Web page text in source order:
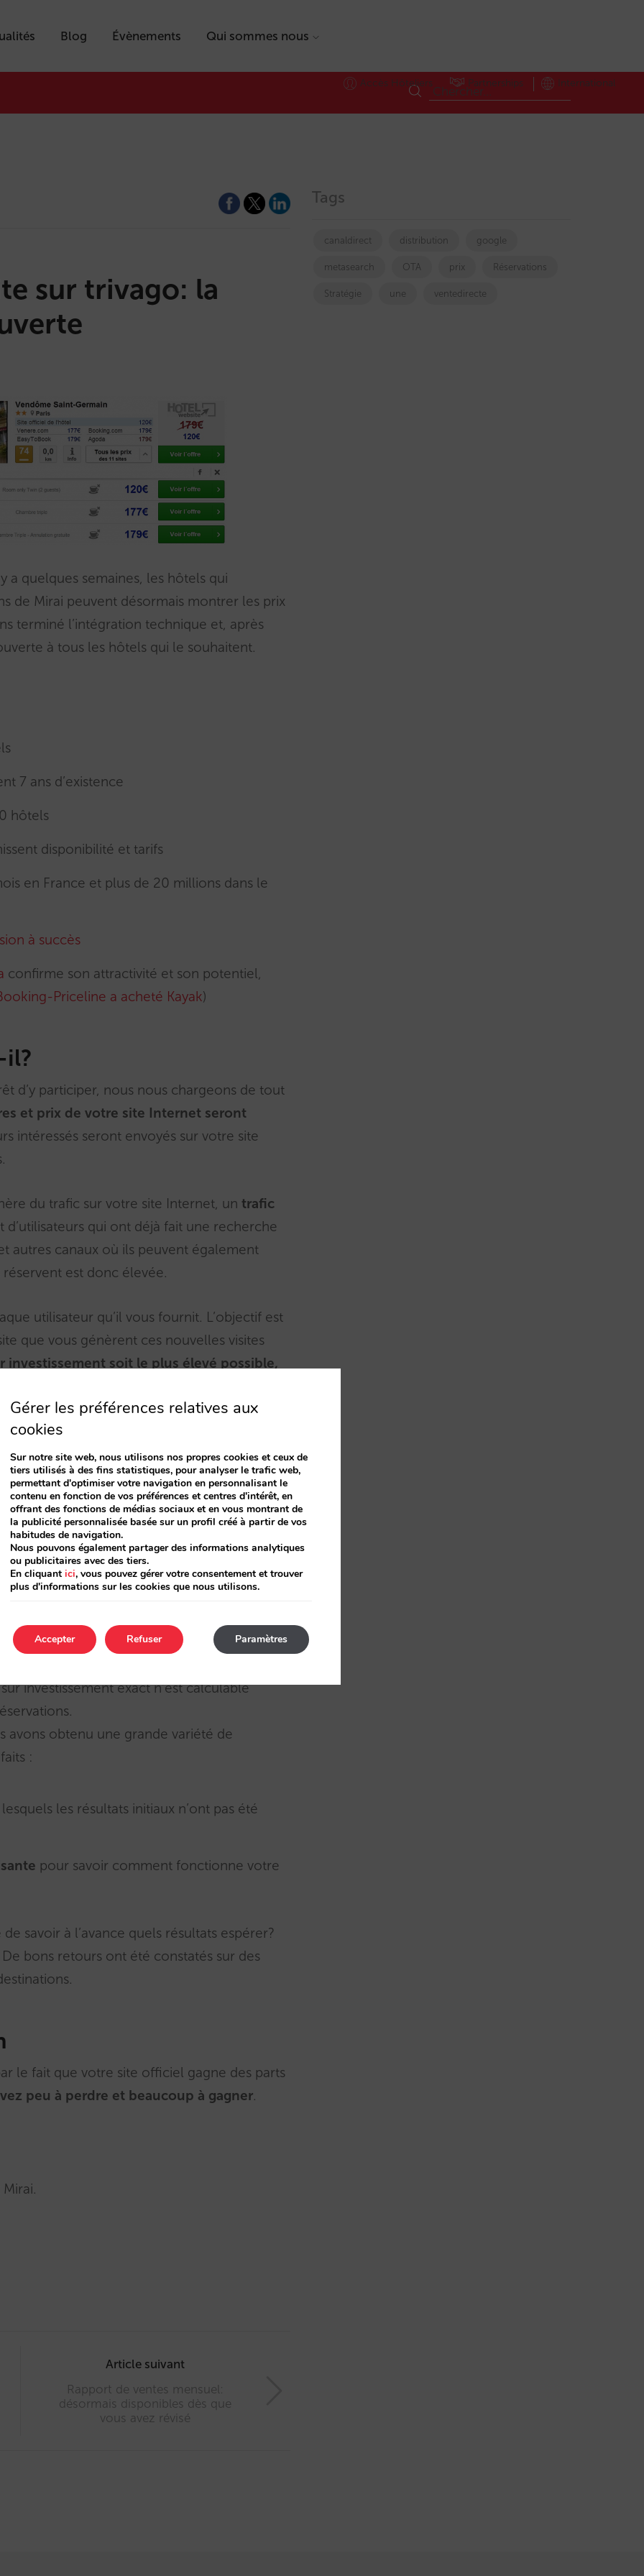
Blog Évènements Qui sommes nous
Accès Hôteliers Partnerships International
sur trivago: la
quelques semaines, les hôtels qui
de Mirai peuvent désormais montrer les prix
terminé l’intégration technique et, après
à tous les hôtels qui le souhaitent.
7 ans d’existence
hôtels
disponibilité et tarifs
en France et plus de 20 millions dans le
à succès
confirme son attractivité et son potentiel,
Priceline a acheté Kayak)
il?
d’y participer, nous nous chargeons de tout
et prix de votre site Internet seront
intéressés seront envoyés sur votre site
du trafic sur votre site Internet, un trafic
d’utilisateurs qui ont déjà fait une recherche
autres canaux où ils peuvent également
est donc élevée.
utilisateur qu’il vous fournit. L’objectif est
que vous génèrent ces nouvelles visites
investissement soit le plus élevé possible,
à d’autres sites et multiplie les portes
pour gagner en visibilité, visiteurs et
vouspermet de concurrencer les
présent, votre site est en infériorité de
investissement exact n’est calculable
avons obtenu une grande variété de
:
les résultats initiaux n’ont pas été
pour savoir comment fonctionne votre
savoir à l’avance quels résultats espérer?
bons retours ont été constatés sur des
le fait que votre site officiel gagne des parts
peu à perdre et beaucoup à gagner.
Article suivant
Rapport de ventes mensuel:
désormais disponibles dès que
vous avez révisé
Tags
canaldirect distribution google
metasearch OTA prix Réservations
Stratégie une ventedirecte
Gérer les préférences relatives aux
cookies
Sur notre site web, nous utilisons nos propres cookies et ceux de
tiers utilisés à des fins statistiques, pour analyser le trafic web,
permettant d'optimiser votre navigation en personnalisant le
contenu en fonction de vos préférences et centres d'intérêt, en
offrant des fonctions de médias sociaux et en vous montrant de
la publicité personnalisée basée sur un profil créé à partir de vos
habitudes de navigation.
Nous pouvons également partager des informations analytiques
ou publicitaires avec des tiers.
En cliquant ici, vous pouvez gérer votre consentement et trouver
plus d'informations sur les cookies que nous utilisons.
Accepter Paramètres
Refuser